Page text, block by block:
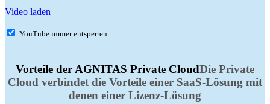
Video laden
YouTube immer entsperren
Vorteile der AGNITAS Private CloudDie Private
Cloud verbindet die Vorteile einer SaaS-Lösung mit
denen einer Lizenz-Lösung